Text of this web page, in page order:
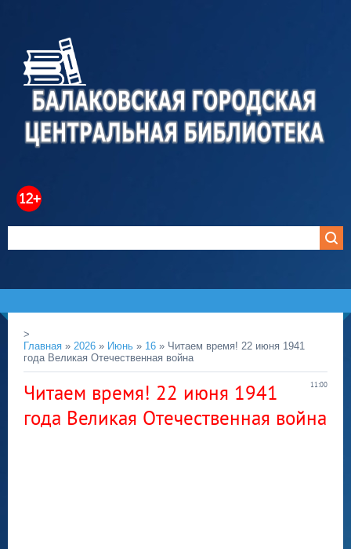
>
Главная » 2026 » Июнь » 16 » Читаем время! 22 июня 1941
года Великая Отечественная война
11:00
Читаем время! 22 июня 1941
года Великая Отечественная война